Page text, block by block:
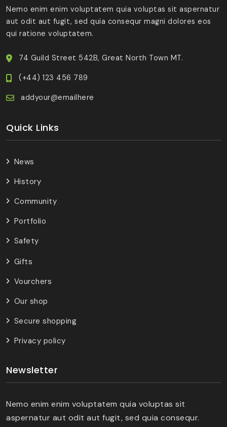
Nemo enim enim voluptatem quia voluptas sit aspernatur
aut odit aut fugit, sed quia consequr magni dolores eos
qui ratione voluptatem.
74 Guild Street 542B, Great North Town MT.
(+44) 123 456 789
addyour@emailhere
Quick Links
News
History
Community
Portfolio
Safety
Gifts
Vourchers
Our shop
Secure shopping
Privacy policy
Newsletter
Nemo enim enim voluptatem quia voluptas sit
aspernatur aut odit aut fugit, sed quia consequr.